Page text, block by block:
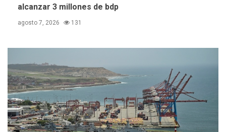
España impone controles
fronterizos a Italia
alcanzar 3 millones de bdp
agosto 7, 2026 131